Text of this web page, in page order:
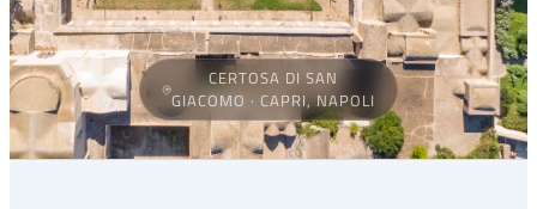
CERTOSA DI SAN
GIACOMO · CAPRI, NAPOLI